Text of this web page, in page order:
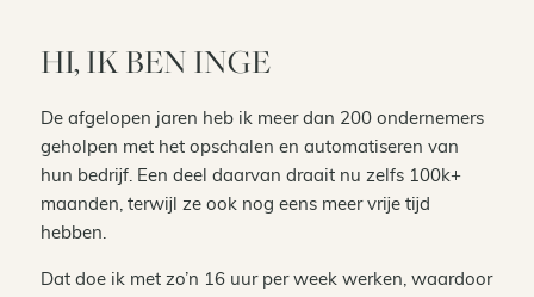
HI, IK BEN INGE
De afgelopen jaren heb ik meer dan 200 ondernemers
geholpen met het opschalen en automatiseren van
hun bedrijf. Een deel daarvan draait nu zelfs 100k+
maanden, terwijl ze ook nog eens meer vrije tijd
hebben.
Dat doe ik met zo’n 16 uur per week werken, waardoor